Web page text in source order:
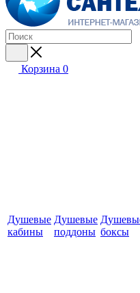
Корзина 0
Душевые
кабины
Душевые
поддоны боксы